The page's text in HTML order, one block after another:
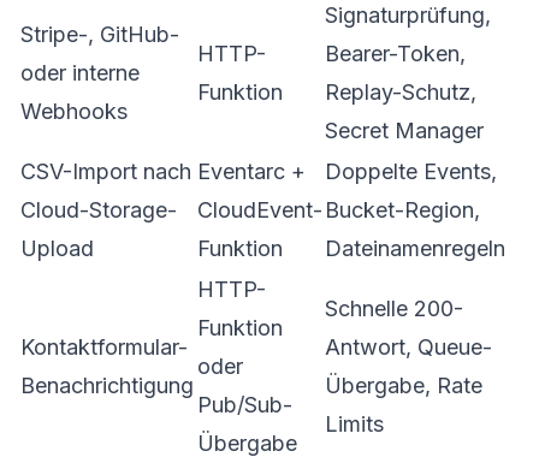
Stripe-, GitHub-
oder interne
Webhooks
HTTP-
Funktion
Signaturprüfung,
Bearer-Token,
Replay-Schutz,
Secret Manager
CSV-Import nach
Cloud-Storage-
Upload
Eventarc +
CloudEvent-
Funktion
Doppelte Events,
Bucket-Region,
Dateinamenregeln
Kontaktformular-
Benachrichtigung
HTTP-
Funktion
oder
Pub/Sub-
Übergabe
Schnelle 200-
Antwort, Queue-
Übergabe, Rate
Limits